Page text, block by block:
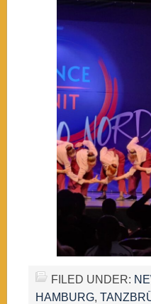
FILED UNDER:
HAMBURG,